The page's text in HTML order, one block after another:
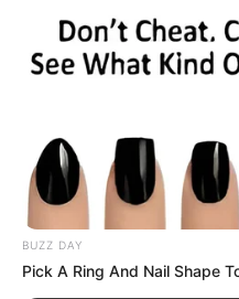
BUZZ DAY
Pick A Ring And Nail Shape